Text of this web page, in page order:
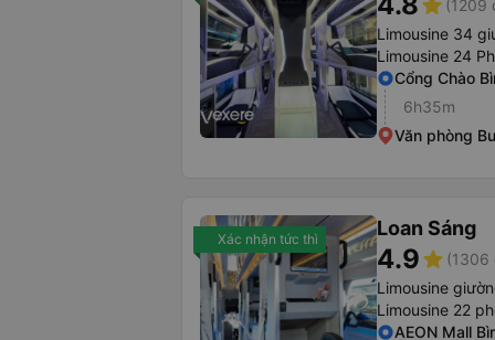
star (1209
Limousine 34
Limousine 24
Cổng Chào
6h35m
Văn phòng
Xác nhận tức thì Loan Sáng
4.9star (1306
Limousine
Limousine 22
AEON Mall